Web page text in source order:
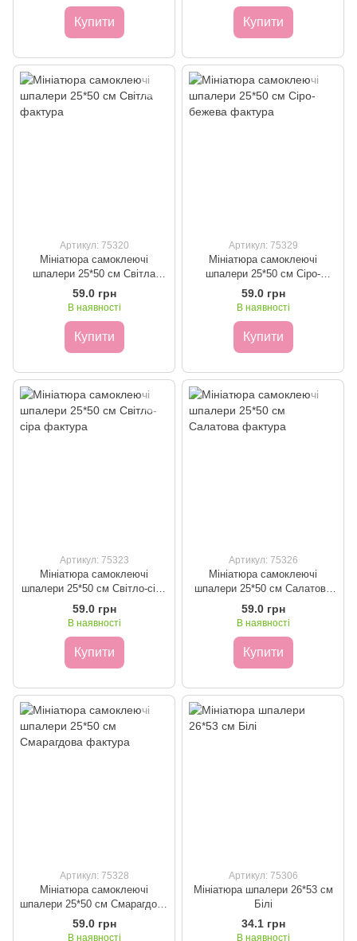
Купити Купити
Артикул: 75320
Мініатюра самоклеючі
шпалери 25*50 см Світла
фактура
59.0 грн
В наявності
Купити
Артикул: 75329
Мініатюра самоклеючі
шпалери 25*50 см Сіро-
бежева фактура
59.0 грн
В наявності
Купити
Артикул: 75323
Мініатюра самоклеючі
шпалери 25*50 см Світло-сіра
фактура
59.0 грн
В наявності
Купити
Артикул: 75326
Мініатюра самоклеючі
шпалери 25*50 см Салатова
фактура
59.0 грн
В наявності
Купити
Артикул: 75328
Мініатюра самоклеючі
шпалери 25*50 см Смарагдова
фактура
59.0 грн
В наявності
Артикул: 75306
Мініатюра шпалери 26*53 см
Білі
34.1 грн
В наявності